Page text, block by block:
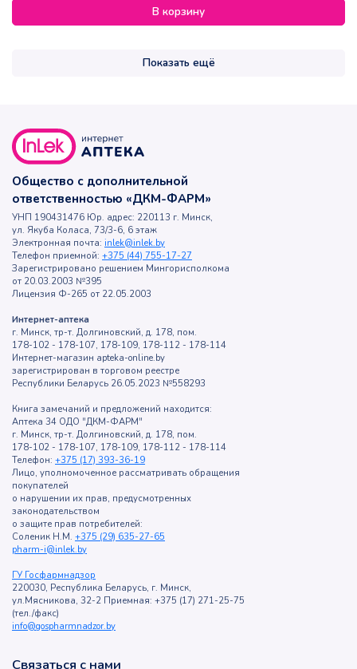
В корзину
Показать ещё
Общество с дополнительной
ответственностью «ДКМ-ФАРМ»
УНП 190431476 Юр. адрес: 220113 г. Минск,
ул. Якуба Коласа, 73/3-6, 6 этаж
Электронная почта: inlek@inlek.by
Телефон приемной: +375 (44) 755-17-27
Зарегистрировано решением Мингорисполкома
от 20.03.2003 №395
Лицензия Ф-265 от 22.05.2003
Интернет-аптека
г. Минск, тр-т. Долгиновский, д. 178, пом.
178-102 - 178-107, 178-109, 178-112 - 178-114
Интернет-магазин apteka-online.by
зарегистрирован в торговом реестре
Республики Беларусь 26.05.2023 №558293
Книга замечаний и предложений находится:
Аптека 34 ОДО "ДКМ-ФАРМ"
г. Минск, тр-т. Долгиновский, д. 178, пом.
178-102 - 178-107, 178-109, 178-112 - 178-114
Телефон: +375 (17) 393-36-19
Лицо, уполномоченное рассматривать обращения
покупателей
о нарушении их прав, предусмотренных
законодательством
о защите прав потребителей:
Соленик Н.М. +375 (29) 635-27-65
pharm-i@inlek.by
ГУ Госфармнадзор
220030, Республика Беларусь, г. Минск,
ул.Мясникова, 32-2 Приемная: +375 (17) 271-25-75
(тел./факс)
info@gospharmnadzor.by
Связаться с нами